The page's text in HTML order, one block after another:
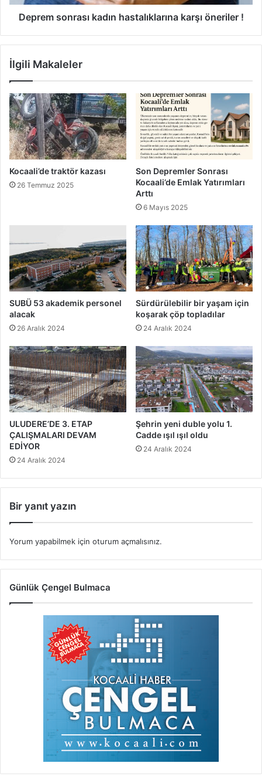
Deprem sonrası kadın hastalıklarına karşı öneriler !
İlgili Makaleler
Kocaali’de traktör kazası
26 Temmuz 2025
Son Depremler Sonrası
Kocaali’de Emlak Yatırımları
Arttı
6 Mayıs 2025
SUBÜ 53 akademik personel
alacak
26 Aralık 2024
Sürdürülebilir bir yaşam için
koşarak çöp topladılar
24 Aralık 2024
ULUDERE’DE 3. ETAP
ÇALIŞMALARI DEVAM
EDİYOR
24 Aralık 2024
Şehrin yeni duble yolu 1.
Cadde ışıl ışıl oldu
24 Aralık 2024
Bir yanıt yazın
Yorum yapabilmek için oturum açmalısınız.
Günlük Çengel Bulmaca